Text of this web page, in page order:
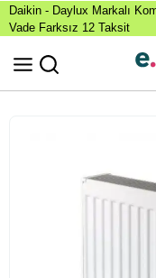
Daikin - Daylux Markalı
Vade Farksız 12 Taksit